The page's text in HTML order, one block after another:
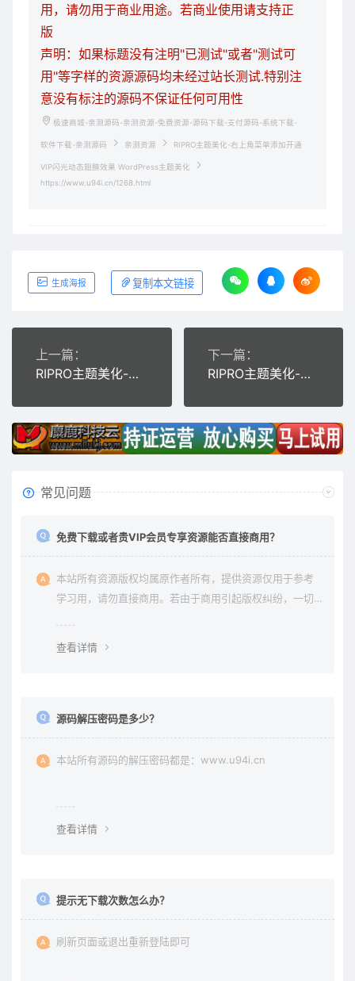
用，请勿用于商业用途。若商业使用请支持正
版
声明：如果标题没有注明"已测试"或者"测试可
用"等字样的资源源码均未经过站长测试.特别注
意没有标注的源码不保证任何可用性
极速商城-亲测源码-亲测资源-免费资源-源码下载-支付源码-系统下载-
软件下载-亲测源码 亲测资源 RIPRO主题美化-右上角菜单添加开通
VIP闪光动态翅膀效果 WordPress主题美化
https://www.u94i.cn/1268.html
生成海报 复制本文链接
上一篇：
RIPRO主题美化-首页专题分类滑块WordPress主题美化教程
下一篇：
RIPRO主题美化-首页底部网站信息统计模块JS动态数字跳动 WordPress主题美化
常见问题
免费下载或者贵VIP会员专享资源能否直接商用？
本站所有资源版权均属原作者所有，提供资源仅用于参考
学习用，请勿直接商用。若由于商用引起版权纠纷，一切
查看详情
源码解压密码是多少？
本站所有源码的解压密码都是：www.u94i.cn
查看详情
提示无下载次数怎么办？
刷新页面或退出重新登陆即可